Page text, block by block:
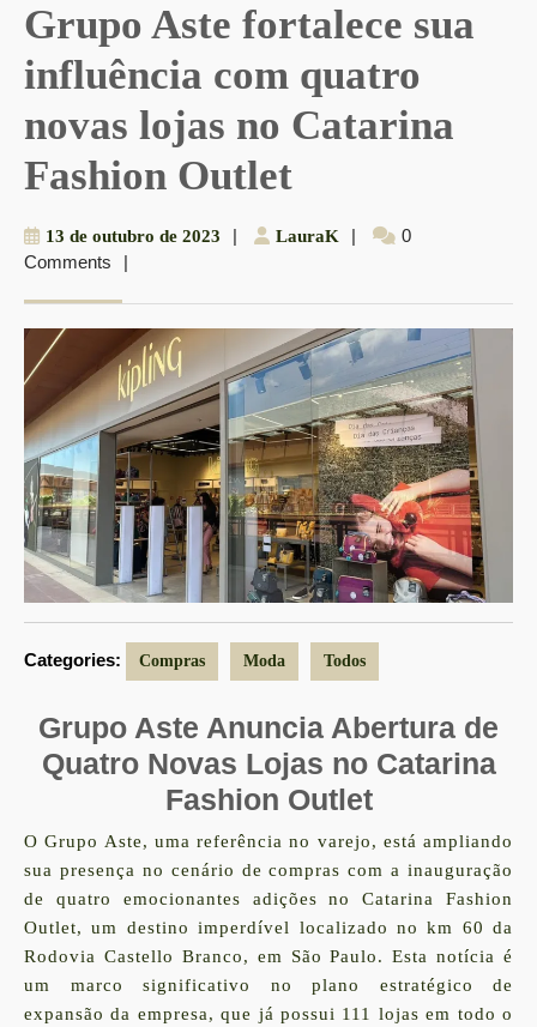
Grupo Aste fortalece sua
influência com quatro
novas lojas no Catarina
Fashion Outlet
13 de outubro de 2023 13| LauraK LauraK
|
0
Comments
|
Categories: Compras Moda Todos
Grupo Aste Anuncia Abertura de
Quatro Novas Lojas no Catarina
Fashion Outlet
OGrupo Aste, uma referência no varejo, está ampliando
sua presença no cenário de compras com a inauguração
de quatro emocionantes adições noCatarina Fashion
Outlet, um destino imperdível localizado no km 60 da
Rodovia Castello Branco, em São Paulo. Esta notícia é
um marco significativo no plano estratégico de
expansão da empresa, que já possui 111 lojas em todo o